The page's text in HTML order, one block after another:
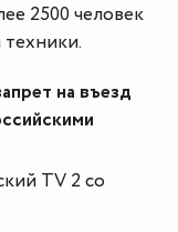
2500 человек
на въезд
TV 2 со